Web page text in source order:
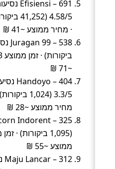
· מחיר ממוצע ~41 ₪
~71 ₪
מחיר ממוצע ~28 ₪
ממוצע ~55 ₪